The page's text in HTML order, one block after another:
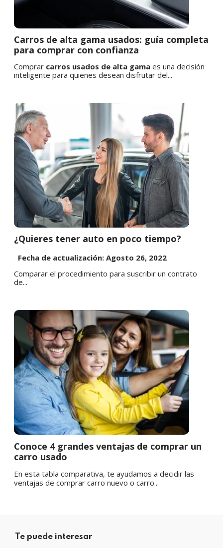
Carros de alta gama usados: guía completa
para comprar con confianza
Comprar carros usados de alta gama es una decisión
inteligente para quienes desean disfrutar del...
¿Quieres tener auto en poco tiempo?
Fecha de actualización: Agosto 26, 2022
Comparar el procedimiento para suscribir un contrato
de...
Conoce 4 grandes ventajas de comprar un
carro usado
En esta tabla comparativa, te ayudamos a decidir las
ventajas de comprar carro nuevo o carro...
Te puede interesar